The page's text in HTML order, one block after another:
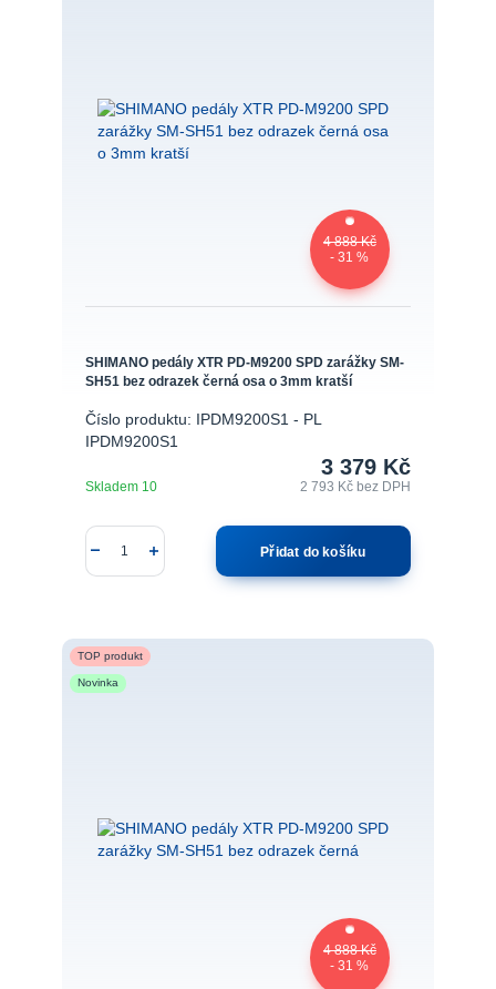
4 888 Kč
- 31 %
SHIMANO pedály XTR PD-M9200 SPD zarážky SM-
SH51 bez odrazek černá osa o 3mm kratší
Číslo produktu: IPDM9200S1 - PL
IPDM9200S1
3 379 Kč
2 793 Kčbez DPH
Skladem 10
Přidat do košíku
TOP produkt
Novinka
4 888 Kč
- 31 %